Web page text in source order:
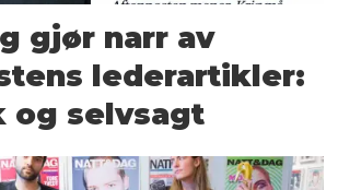
gjør narr av
lederartikler:
og selvsagt